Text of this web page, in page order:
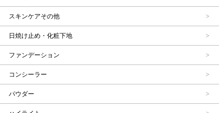
スキンケアその他
日焼け止め・化粧下地
ファンデーション
コンシーラー
パウダー